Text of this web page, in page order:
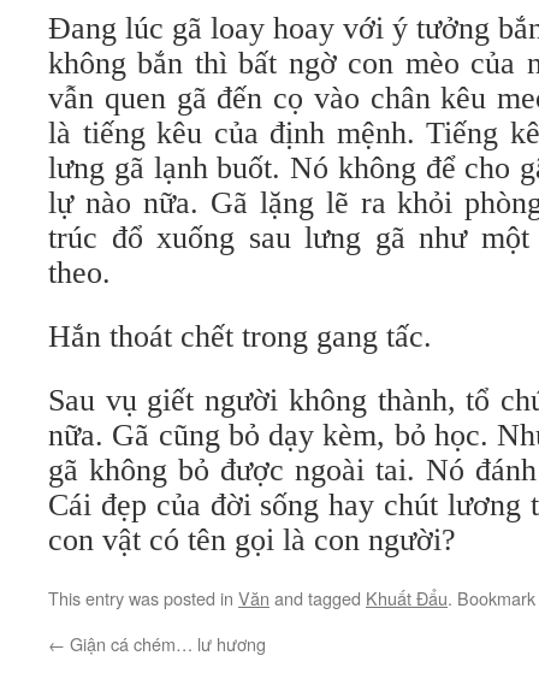
Đang lúc gã loay hoay với ý tưởng
không bắn thì bất ngờ con mèo của
vẫn quen gã đến cọ vào chân kêu
là tiếng kêu của định mệnh. Tiếng
lưng gã lạnh buốt. Nó không để cho
lự nào nữa. Gã lặng lẽ ra khỏi
trúc đổ xuống sau lưng gã như
theo.
Hắn thoát chết trong gang tấc.
Sau vụ giết người không thành, tổ
nữa. Gã cũng bỏ dạy kèm, bỏ học.
gã không bỏ được ngoài tai. Nó
Cái đẹp của đời sống hay chút lương
con vật có tên gọi là con người?
This entry was posted in Văn and tagged Khuất Đẩu.
← Giận cá chém… lư hương